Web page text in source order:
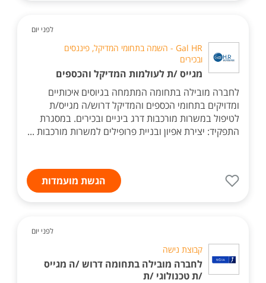
לפני יום
Gal HR - השמה בתחומי המדיקל, פיננסים
ובכירים
מגייס /ת לעולמות המדיקל והכספים
לחברה מובילה בתחומה המתמחה בגיוסים איכותיים
ומדויקים בתחומי הכספים והמדיקל דרוש/ה מגייס/ת
לטיפול במשרות מורכבות דרג ביניים ובכירים. במסגרת
התפקיד: יצירת אפיון ובניית פרופילים למשרות מורכבות ...
הגשת מועמדות
לפני יום
קבוצת נישה
לחברה מובילה בתחומה דרוש /ה מגייס
/ת טכנולוגי /ת